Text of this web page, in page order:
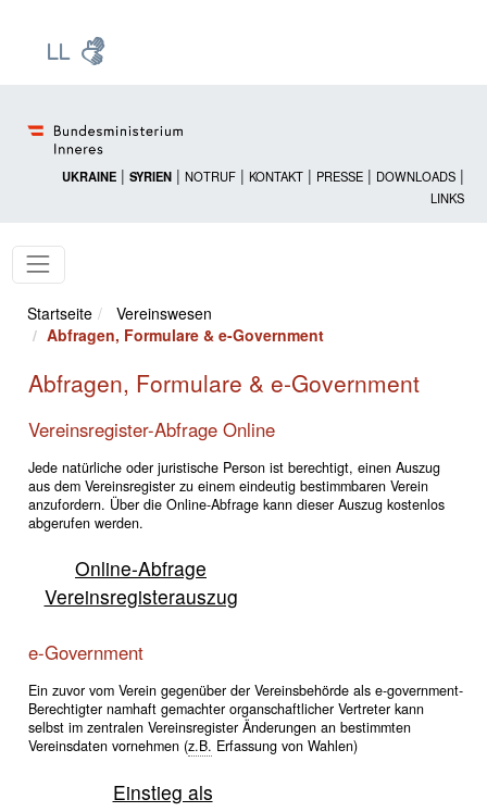
UKRAINE | SYRIEN | NOTRUF | KONTAKT | PRESSE | DOWNLOADS |
LINKS
Startseite
Vereinswesen
Abfragen, Formulare & e-Government
Abfragen, Formulare & e-Government
Vereinsregister-Abfrage Online
Jede natürliche oder juristische Person ist berechtigt, einen Auszug
aus dem Vereinsregister zu einem eindeutig bestimmbaren Verein
anzufordern. Über die Online-Abfrage kann dieser Auszug kostenlos
abgerufen werden.
Online-Abfrage
Vereinsregisterauszug
e-Government
Ein zuvor vom Verein gegenüber der Vereinsbehörde als e-government-
Berechtigter namhaft gemachter organschaftlicher Vertreter kann
selbst im zentralen Vereinsregister Änderungen an bestimmten
Vereinsdaten vornehmen (z.B. Erfassung von Wahlen)
Einstieg als